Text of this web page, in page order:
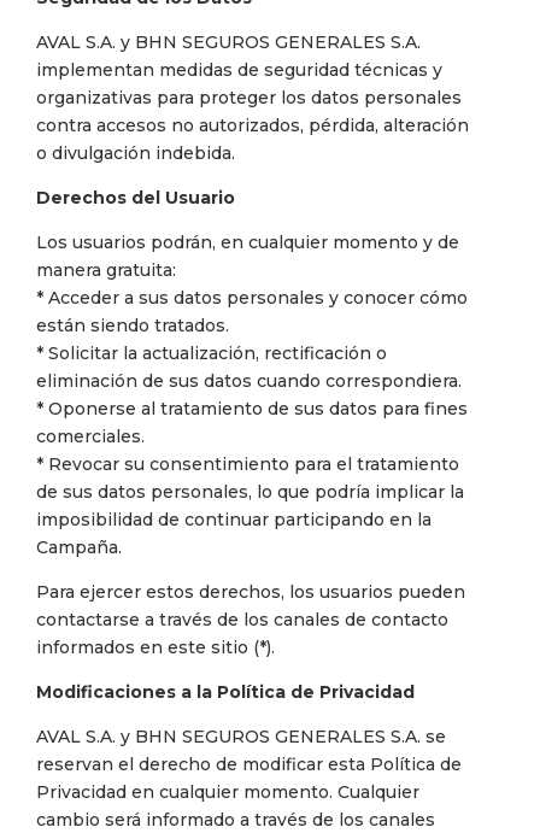
AVAL S.A. y BHN SEGUROS GENERALES S.A.
implementan medidas de seguridad técnicas y
organizativas para proteger los datos personales
contra accesos no autorizados, pérdida, alteración
o divulgación indebida.
Derechos del Usuario
Los usuarios podrán, en cualquier momento y de
manera gratuita:
* Acceder a sus datos personales y conocer cómo
están siendo tratados.
* Solicitar la actualización, rectificación o
eliminación de sus datos cuando correspondiera.
* Oponerse al tratamiento de sus datos para fines
comerciales.
* Revocar su consentimiento para el tratamiento
de sus datos personales, lo que podría implicar la
imposibilidad de continuar participando en la
Campaña.
Para ejercer estos derechos, los usuarios pueden
contactarse a través de los canales de contacto
informados en este sitio (*).
Modificaciones a la Política de Privacidad
AVAL S.A. y BHN SEGUROS GENERALES S.A. se
reservan el derecho de modificar esta Política de
Privacidad en cualquier momento. Cualquier
cambio será informado a través de los canales